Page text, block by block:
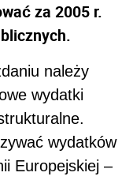
za 2005 r.
należy
wydatki
wydatków
Europejskiej –